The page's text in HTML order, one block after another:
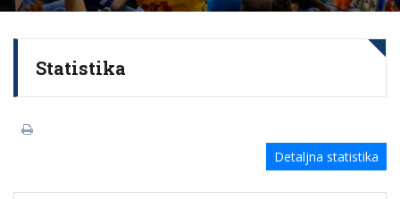
Statistika
Detaljna statistika